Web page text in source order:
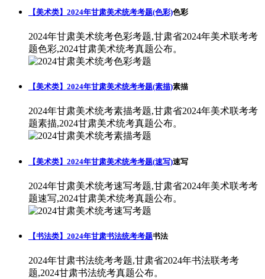
【美术类】2024年甘肃美术统考考题(色彩)色彩
2024年甘肃美术统考色彩考题,甘肃省2024年美术联考考
题色彩,2024甘肃美术统考真题公布。
【美术类】2024年甘肃美术统考考题(素描)素描
2024年甘肃美术统考素描考题,甘肃省2024年美术联考考
题素描,2024甘肃美术统考真题公布。
【美术类】2024年甘肃美术统考考题(速写)速写
2024年甘肃美术统考速写考题,甘肃省2024年美术联考考
题速写,2024甘肃美术统考真题公布。
【书法类】2024年甘肃书法统考考题书法
2024年甘肃书法统考考题,甘肃省2024年书法联考考
题,2024甘肃书法统考真题公布。